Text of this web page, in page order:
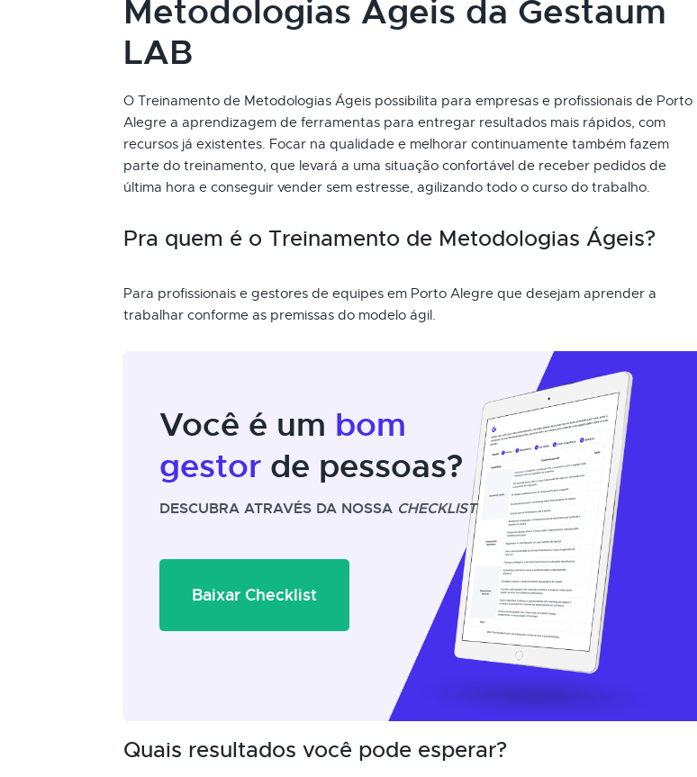
Metodologias Ágeis da Gestaum
LAB
O Treinamento de Metodologias Ágeis possibilita para empresas e profissionais de Porto
Alegre a aprendizagem de ferramentas para entregar resultados mais rápidos, com
recursos já existentes. Focar na qualidade e melhorar continuamente também fazem
parte do treinamento, que levará a uma situação confortável de receber pedidos de
última hora e conseguir vender sem estresse, agilizando todo o curso do trabalho.
Pra quem é o Treinamento de Metodologias Ágeis?
Para profissionais e gestores de equipes em Porto Alegre que desejam aprender a
trabalhar conforme as premissas do modelo ágil.
Você é um bom
gestor de pessoas?
DESCUBRA ATRAVÉS DA NOSSA CHECKLIST
Baixar Checklist
Quais resultados você pode esperar?